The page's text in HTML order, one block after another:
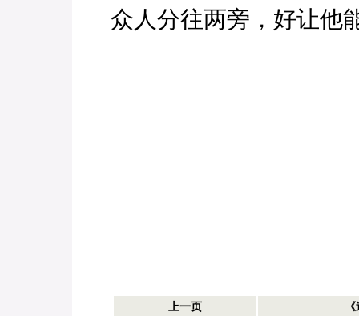
众人分往两旁，好让他
上一页